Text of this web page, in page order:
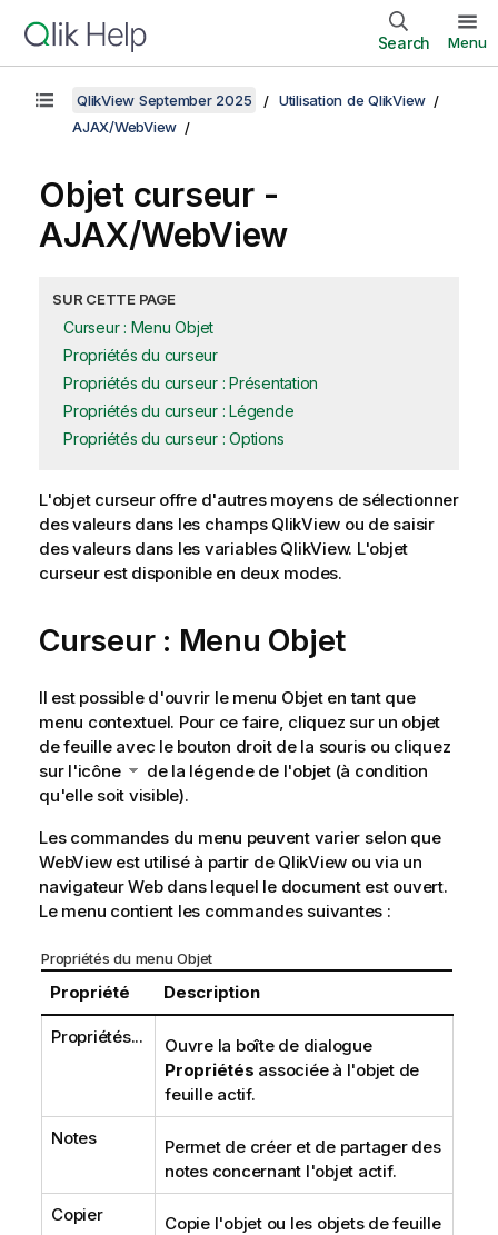
Search Menu
QlikView September 2025
Utilisation de QlikView
AJAX/WebView
Objet curseur -
AJAX/WebView
SUR CETTE PAGE
Curseur : Menu Objet
Propriétés du curseur
Propriétés du curseur : Présentation
Propriétés du curseur : Légende
Propriétés du curseur : Options
L'objet curseur offre d'autres moyens de sélectionner
des valeurs dans les champs QlikView ou de saisir
des valeurs dans les variables QlikView. L'objet
curseur est disponible en deux modes.
Curseur : Menu Objet
Il est possible d'ouvrir le menu Objet en tant que
menu contextuel. Pour ce faire, cliquez sur un objet
de feuille avec le bouton droit de la souris ou cliquez
sur l'icône
de la légende de l'objet (à condition
qu'elle soit visible).
Les commandes du menu peuvent varier selon que
WebView est utilisé à partir de QlikView ou via un
navigateur Web dans lequel le document est ouvert.
Le menu contient les commandes suivantes :
Propriétés du menu Objet
Propriété Description
Propriétés...
Ouvre la boîte de dialogue
Propriétés associée à l'objet de
feuille actif.
Notes
Permet de créer et de partager des
notes concernant l'objet actif.
Copier
Copie l'objet ou les objets de feuille